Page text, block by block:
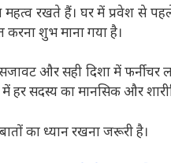
रखते हैं। घर में प्रवेश से
शुभ माना गया है।
और सही दिशा में फर्नीचर
सदस्य का मानसिक और
का ध्यान रखना जरूरी है।